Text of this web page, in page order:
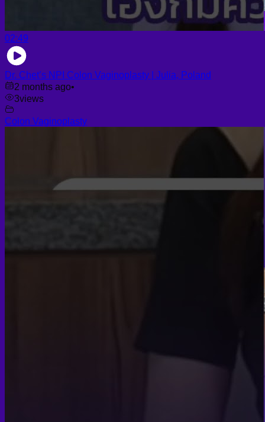
02:49
Dr. Chet’s NPI Colon Vaginoplasty | Julia, Poland
2 months ago•
3views
Colon Vaginoplasty